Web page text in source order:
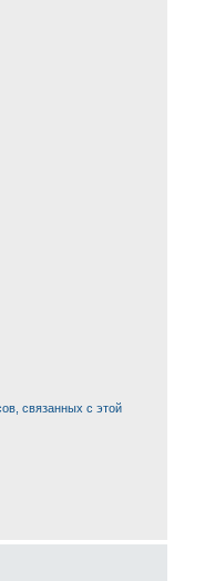
связанных с этой